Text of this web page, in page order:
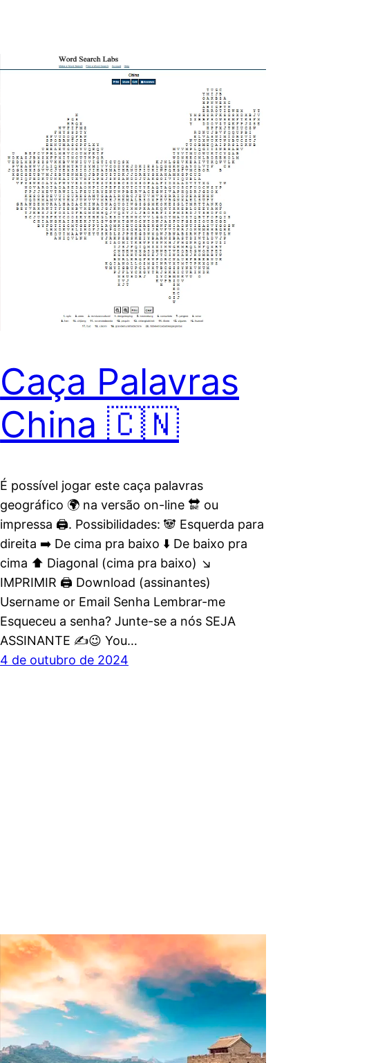
Caça Palavras
China 🇨🇳
É possível jogar este caça palavras
geográfico 🌍 na versão on-line 🔛 ou
impressa 🖨️. Possibilidades: 🐼 Esquerda para
direita ➡️ De cima pra baixo ⬇️ De baixo pra
cima ⬆️ Diagonal (cima pra baixo) ↘️
IMPRIMIR 🖨️ Download (assinantes)
Username or Email Senha Lembrar-me
Esqueceu a senha? Junte-se a nós SEJA
ASSINANTE ✍️😉 You…
4 de outubro de 2024